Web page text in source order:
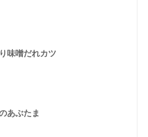
味噌だれカツ
あぶたま